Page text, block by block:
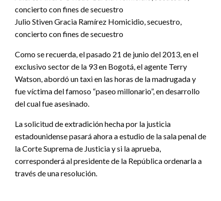
concierto con fines de secuestro
Julio Stiven Gracia Ramírez Homicidio, secuestro,
concierto con fines de secuestro
Como se recuerda, el pasado 21 de junio del 2013, en el
exclusivo sector de la 93 en Bogotá, el agente Terry
Watson, abordó un taxi en las horas de la madrugada y
fue víctima del famoso “paseo millonario”, en desarrollo
del cual fue asesinado.
La solicitud de extradición hecha por la justicia
estadounidense pasará ahora a estudio de la sala penal de
la Corte Suprema de Justicia y si la aprueba,
corresponderá al presidente de la República ordenarla a
través de una resolución.